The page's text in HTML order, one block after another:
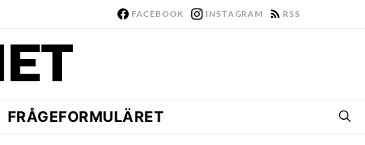
FACEBOOK INSTAGRAM RSS
FRÅGEFORMULÄRET